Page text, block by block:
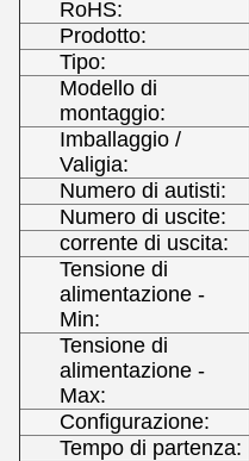
RoHS:
Prodotto:
Tipo:
Modello di
montaggio:
Imballaggio /
Valigia:
Numero di autisti:
Numero di uscite:
corrente di uscita:
Tensione di
alimentazione -
Min:
Tensione di
alimentazione -
Max:
Configurazione:
Tempo di partenza: